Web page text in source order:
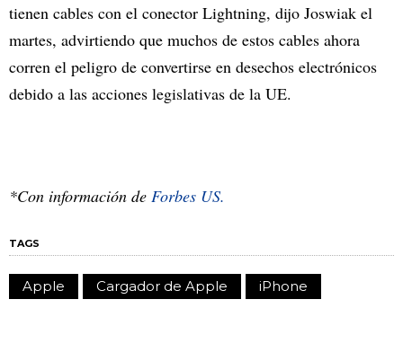
tienen cables con el conector Lightning, dijo Joswiak el
martes, advirtiendo que muchos de estos cables ahora
corren el peligro de convertirse en desechos electrónicos
debido a las acciones legislativas de la UE.
*Con información de Forbes US.
TAGS
Apple Cargador de Apple iPhone